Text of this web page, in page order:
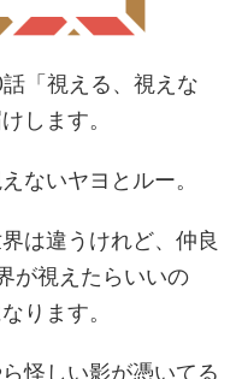
「視える、視えな
します。
ないヤヨとルー。
は違うけれど、仲良
が視えたらいいの
ります。
怪しい影が憑いてる